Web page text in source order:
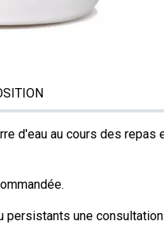
d'eau au cours des repas
persistants une